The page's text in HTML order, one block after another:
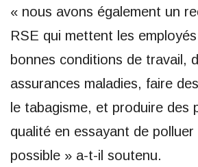
« nous avons également un
RSE qui mettent les
bonnes conditions de travail,
assurances maladies, faire
le tabagisme, et produire des
qualité en essayant de polluer
possible » a-t-il soutenu.